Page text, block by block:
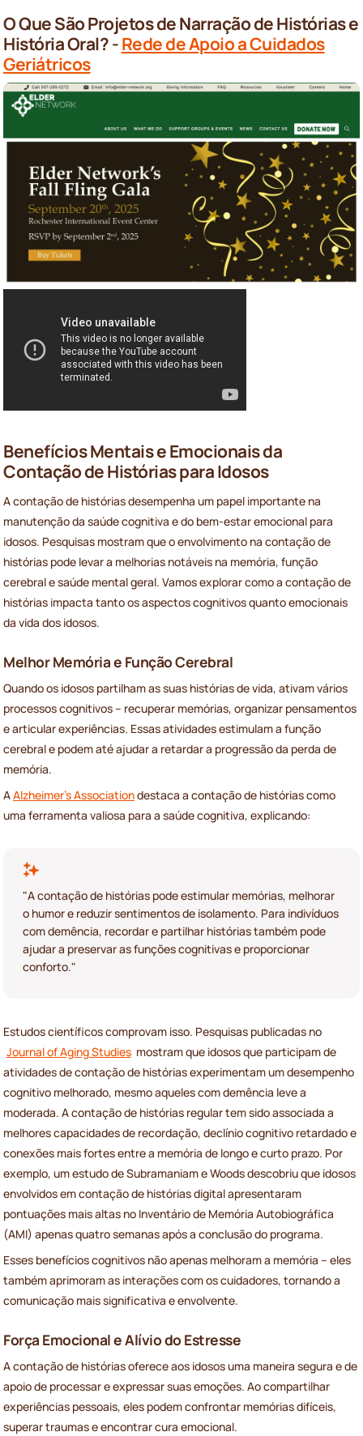
O Que São Projetos de Narração de Histórias e
História Oral? -Rede de Apoio a Cuidados
Geriátricos
Benefícios Mentais e Emocionais da
Contação de Histórias para Idosos
A contação de histórias desempenha um papel importante na
manutenção da saúde cognitiva e do bem-estar emocional para
idosos. Pesquisas mostram que o envolvimento na contação de
histórias pode levar a melhorias notáveis na memória, função
cerebral e saúde mental geral. Vamos explorar como a contação de
histórias impacta tanto os aspectos cognitivos quanto emocionais
da vida dos idosos.
Melhor Memória e Função Cerebral
Quando os idosos partilham as suas histórias de vida, ativam vários
processos cognitivos – recuperar memórias, organizar pensamentos
e articular experiências. Essas atividades estimulam a função
cerebral e podem até ajudar a retardar a progressão da perda de
memória.
AAlzheimer's Associationdestaca a contação de histórias como
uma ferramenta valiosa para a saúde cognitiva, explicando:
"A contação de histórias pode estimular memórias, melhorar
o humor e reduzir sentimentos de isolamento. Para indivíduos
com demência, recordar e partilhar histórias também pode
ajudar a preservar as funções cognitivas e proporcionar
conforto."
Estudos científicos comprovam isso. Pesquisas publicadas no
Journal of Aging Studies mostram que idosos que participam de
atividades de contação de histórias experimentam um desempenho
cognitivo melhorado, mesmo aqueles com demência leve a
moderada. A contação de histórias regular tem sido associada a
melhores capacidades de recordação, declínio cognitivo retardado e
conexões mais fortes entre a memória de longo e curto prazo. Por
exemplo, um estudo de Subramaniam e Woods descobriu que idosos
envolvidos em contação de histórias digital apresentaram
pontuações mais altas no Inventário de Memória Autobiográfica
(AMI) apenas quatro semanas após a conclusão do programa.
Esses benefícios cognitivos não apenas melhoram a memória – eles
também aprimoram as interações com os cuidadores, tornando a
comunicação mais significativa e envolvente.
Força Emocional e Alívio do Estresse
A contação de histórias oferece aos idosos uma maneira segura e de
apoio de processar e expressar suas emoções. Ao compartilhar
experiências pessoais, eles podem confrontar memórias difíceis,
superar traumas e encontrar cura emocional.